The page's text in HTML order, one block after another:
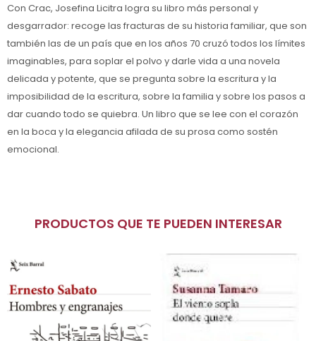
Con Crac, Josefina Licitra logra su libro más personal y
desgarrador: recoge las fracturas de su historia familiar, que son
también las de un país que en los años 70 cruzó todos los límites
imaginables, para soplar el polvo y darle vida a una novela
delicada y potente, que se pregunta sobre la escritura y la
imposibilidad de la escritura, sobre la familia y sobre los pasos a
dar cuando todo se quiebra. Un libro que se lee con el corazón
en la boca y la elegancia afilada de su prosa como sostén
emocional.
PRODUCTOS QUE TE PUEDEN INTERESAR